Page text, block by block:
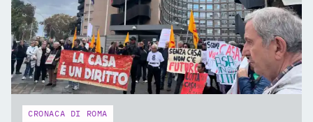
CRONACA DI ROMA